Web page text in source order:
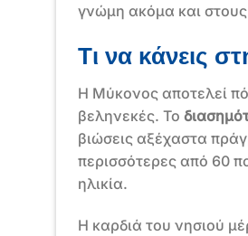
γνώμη ακόμα και
Τι να κάνεις
Η Μύκονος αποτελεί
βεληνεκές. Το
βιώσεις αξέχαστα
περισσότερες από 60
ηλικία.
Η καρδιά του νησιού